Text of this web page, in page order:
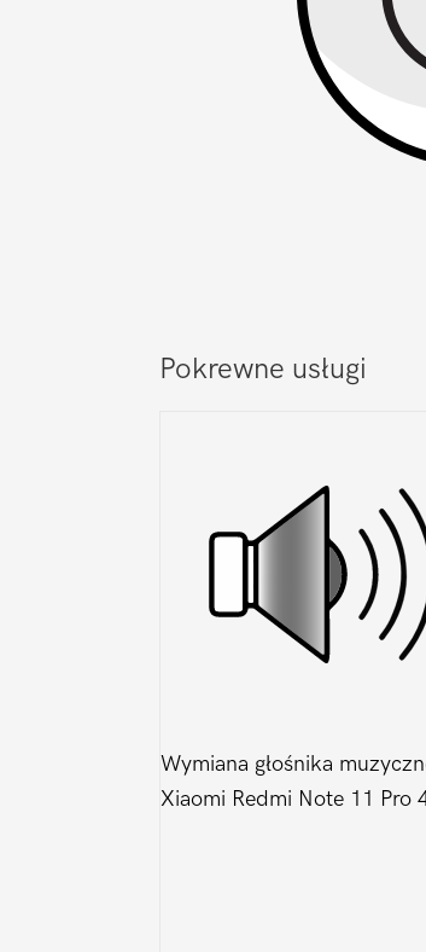
Pokrewne usługi
Wymiana głośnika
Xiaomi Redmi Note 11 Pro